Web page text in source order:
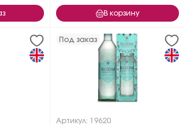
В корзину
Под заказ
Артикул: 19620